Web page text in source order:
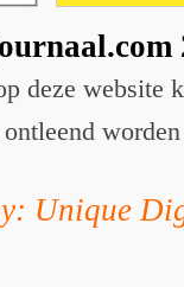
deze website
worden
Unique